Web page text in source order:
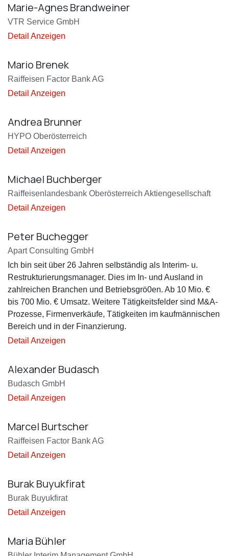
Marie-Agnes Brandweiner
VTR Service GmbH
Detail Anzeigen
Mario Brenek
Raiffeisen Factor Bank AG
Detail Anzeigen
Andrea Brunner
HYPO Oberösterreich
Detail Anzeigen
Michael Buchberger
Raiffeisenlandesbank Oberösterreich Aktiengesellschaft
Detail Anzeigen
Peter Buchegger
Apart Consulting GmbH
Ich bin seit über 26 Jahren selbständig als Interim- u.
Restrukturierungsmanager. Dies im In- und Ausland in
zahlreichen Branchen und Betriebsgrö0en. Ab 10 Mio. €
bis 700 Mio. € Umsatz. Weitere Tätigkeitsfelder sind M&A-
Prozesse, Firmenverkäufe, Tätigkeiten im kaufmännischen
Bereich und in der Finanzierung.
Detail Anzeigen
Alexander Budasch
Budasch GmbH
Detail Anzeigen
Marcel Burtscher
Raiffeisen Factor Bank AG
Detail Anzeigen
Burak Buyukfirat
Burak Buyukfirat
Detail Anzeigen
Maria Bühler